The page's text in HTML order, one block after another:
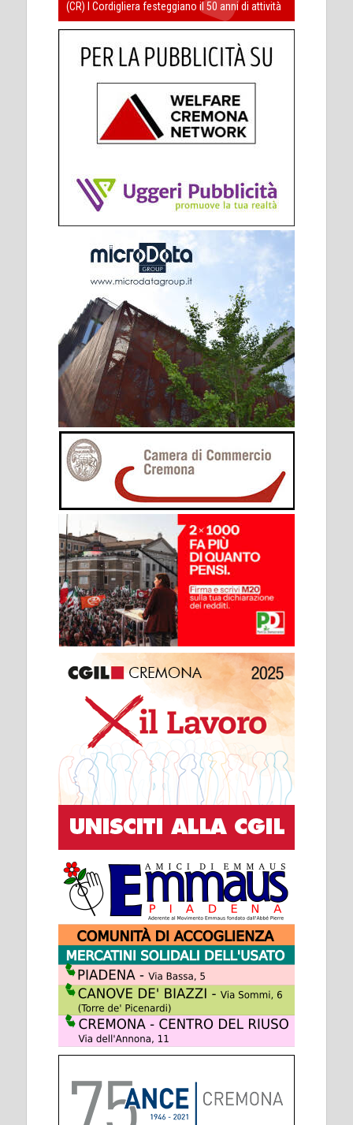
(CR) I Cordigliera festeggiano il 50 anni di attività